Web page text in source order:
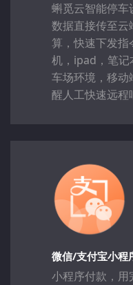
蝌觅云智能停车
数据直接传至
算，快速下发
机，ipad，笔记
车场环境，移动
醒人工快速远程
微信/支付宝小程
小程序付款，